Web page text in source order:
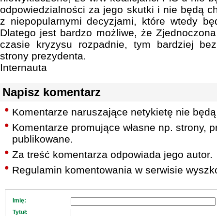
odpowiedzialności za jego skutki i nie będą
z niepopularnymi decyzjami, które wtedy
Dlatego jest bardzo możliwe, że
czasie kryzysu rozpadnie, tym bardziej
strony prezydenta.
Internauta
Napisz komentarz
Komentarze naruszające netykietę nie
Komentarze promujące własne np. strony,
publikowane.
Za treść komentarza odpowiada jego autor.
Regulamin komentowania w serwisie
Imię:
Tytuł: